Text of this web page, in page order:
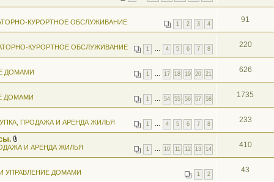
о
е
я
1 2 3 4
КУРОРТНОЕ ОБСЛУЖИВАНИЕ 91
1 4 5 6 7 8
КУРОРТНОЕ ОБСЛУЖИВАНИЕ 220
1 17 18 19 20 21
ДОМАМИ 626
1 54 55 56 57 58
ДОМАМИ 1735
1 4 5 6 7 8
ПРОДАЖА И АРЕНДА ЖИЛЬЯ 233
В
о
е
1 10 11 12 13 14
И АРЕНДА ЖИЛЬЯ 410
1 2
УПРАВЛЕНИЕ ДОМАМИ 43